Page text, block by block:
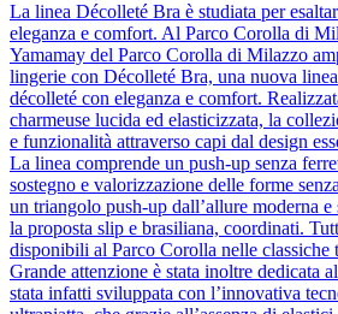
La linea Décolleté Bra è studiata per
eleganza e comfort. Al Parco Corolla di
Yamamay del Parco Corolla di Milazzo
lingerie con Décolleté Bra, una nuova
décolleté con eleganza e comfort.
charmeuse lucida ed elasticizzata, la
e funzionalità attraverso capi dal design
La linea comprende un push-up senza
sostegno e valorizzazione delle forme
un triangolo push-up dall’allure moderna
la proposta slip e brasiliana, coordinati.
disponibili al Parco Corolla nelle classiche
Grande attenzione è stata inoltre dedicata
stata infatti sviluppata con l’innovativa